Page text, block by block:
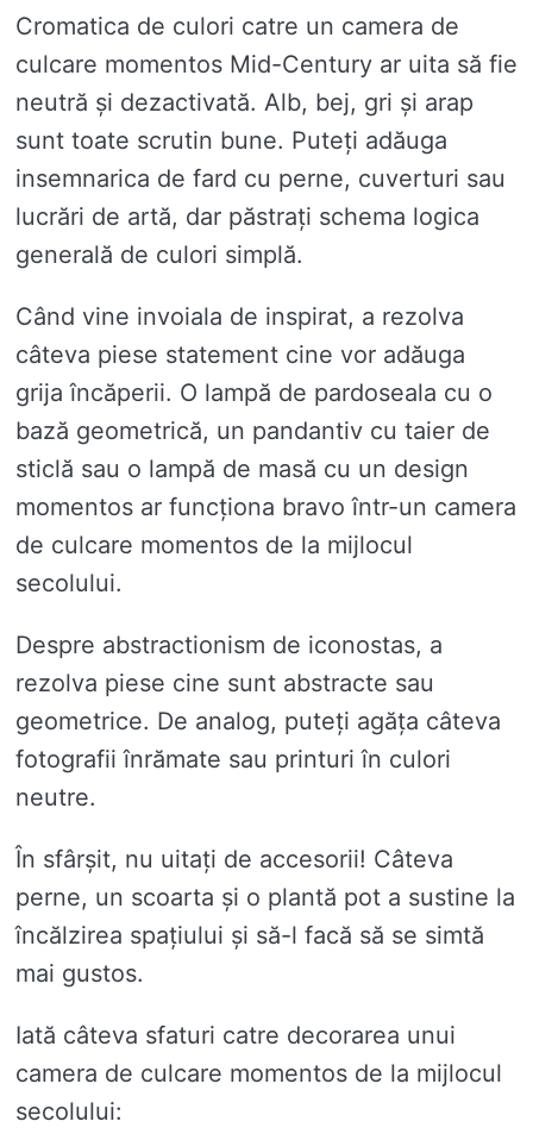
Cromatica de culori catre un camera de
culcare momentos Mid-Century ar uita să fie
neutră și dezactivată. Alb, bej, gri și arap
sunt toate scrutin bune. Puteți adăuga
insemnarica de fard cu perne, cuverturi sau
lucrări de artă, dar păstrați schema logica
generală de culori simplă.
Când vine invoiala de inspirat, a rezolva
câteva piese statement cine vor adăuga
grija încăperii. O lampă de pardoseala cu o
bază geometrică, un pandantiv cu taier de
sticlă sau o lampă de masă cu un design
momentos ar funcționa bravo într-un camera
de culcare momentos de la mijlocul
secolului.
Despre abstractionism de iconostas, a
rezolva piese cine sunt abstracte sau
geometrice. De analog, puteți agăța câteva
fotografii înrămate sau printuri în culori
neutre.
În sfârșit, nu uitați de accesorii! Câteva
perne, un scoarta și o plantă pot a sustine la
încălzirea spațiului și să-l facă să se simtă
mai gustos.
Iată câteva sfaturi catre decorarea unui
camera de culcare momentos de la mijlocul
secolului: